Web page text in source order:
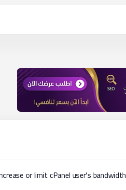
or limit cPanel user's